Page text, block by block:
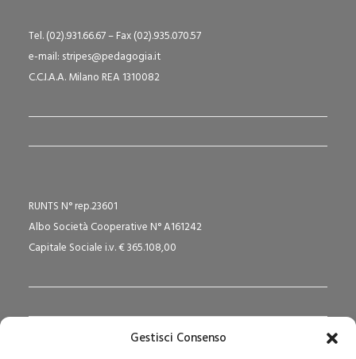
Gestisci Consenso
Tel. (02).931.66.67 – Fax (02).935.070.57
e-mail: stripes@pedagogia.it
C.C.I.A.A. Milano REA 1310082
RUNTS N° rep.23601
Albo Società Cooperative N° A161242
Capitale Sociale i.v. € 365.108,00